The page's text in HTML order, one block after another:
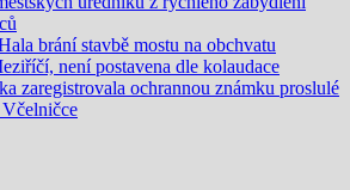
brání stavbě mostu na obchvatu
není postavena dle kolaudace
zaregistrovala ochrannou známku proslulé